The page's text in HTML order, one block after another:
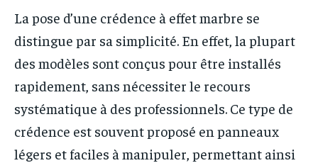
La pose d’une crédence à effet marbre se
distingue par sa simplicité. En effet, la plupart
des modèles sont conçus pour être installés
rapidement, sans nécessiter le recours
systématique à des professionnels. Ce type de
crédence est souvent proposé en panneaux
légers et faciles à manipuler, permettant ainsi